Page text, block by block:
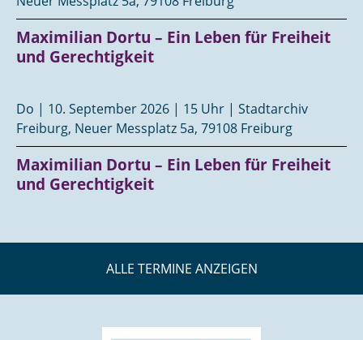
Maximilian Dortu – Ein Leben für Freiheit
und Gerechtigkeit
Do | 10. September 2026 | 15 Uhr | Stadtarchiv
Freiburg, Neuer Messplatz 5a, 79108 Freiburg
Maximilian Dortu – Ein Leben für Freiheit
und Gerechtigkeit
ALLE TERMINE ANZEIGEN